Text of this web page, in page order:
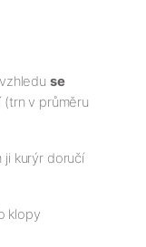
se
(trn v průměru
ji kurýr doručí
klopy